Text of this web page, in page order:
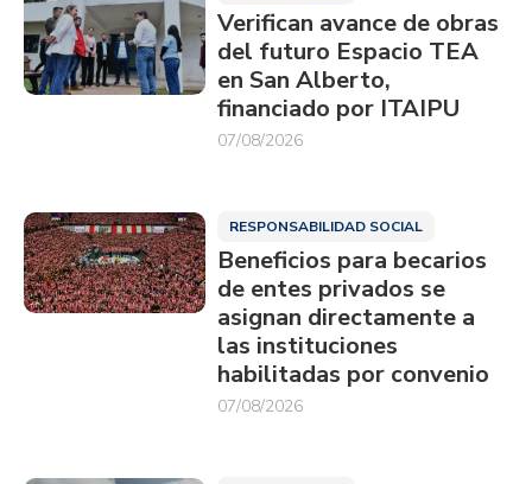
Verifican avance de obras
del futuro Espacio TEA
en San Alberto,
financiado por ITAIPU
07/08/2026
RESPONSABILIDAD SOCIAL
Beneficios para becarios
de entes privados se
asignan directamente a
las instituciones
habilitadas por convenio
07/08/2026